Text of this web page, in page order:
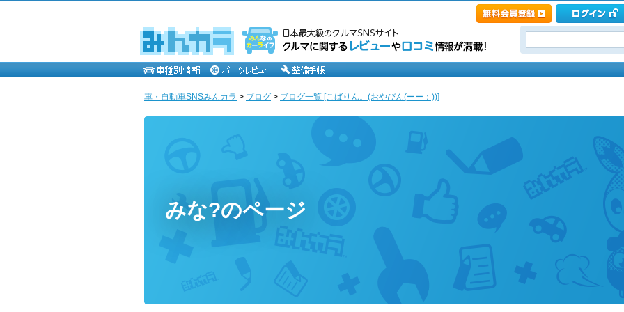
車・自動車SNSみんカラ > ブログ > ブログ一覧 [こばりん。(おやびん(ーー：))]
みな?のページ